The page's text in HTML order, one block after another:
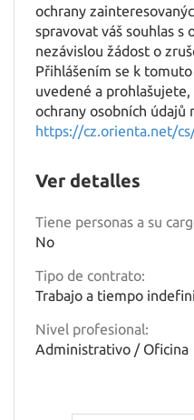
ochrany
spravovat váš souhlas s
nezávislou žádost o
Přihlášením se k
uvedené a
ochrany osobních údajů
https://cz.orienta.net/
Ver detalles
Tiene personas a su
No
Tipo de contrato:
Trabajo a tiempo
Nivel profesional:
Administrativo / Oficina